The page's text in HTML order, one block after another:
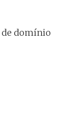
de domínio